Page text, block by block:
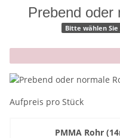
Prebend oder
Bitte wählen
x
Aufpreis pro Stück
PMMA Rohr